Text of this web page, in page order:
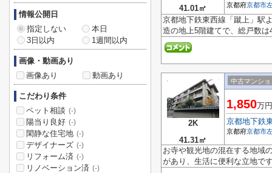
41.01㎡
京都府京都市
京都地下鉄東西線「蹴上」駅
造の地上5階建てで、総戸数
2K
41.31㎡
中古マンショ
1,850万円
京都地下鉄
京都府京都市
お寺や観光地の混在する地域
があり、生活に便利な立地で
情報公開日
指定しない
本日
3日以内
1週間以内
画像・動画あり
画像あり
動画あり
こだわり条件
ペット相談 (-)
陽当り良好 (-)
閑静な住宅地 (-)
デザイナーズ (-)
リフォーム済 (-)
リノベーション済 (-)